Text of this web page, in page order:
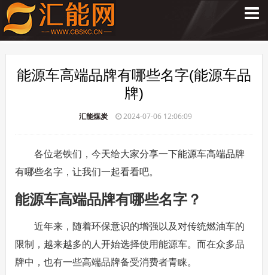
能源车高端品牌有哪些名字(能源车品
牌)
汇能煤炭 2024-07-06 12:06:09
各位老铁们，今天给大家分享一下能源车高端品牌
有哪些名字，让我们一起看看吧。
能源车高端品牌有哪些名字？
近年来，随着环保意识的增强以及对传统燃油车的
限制，越来越多的人开始选择使用能源车。而在众多品
牌中，也有一些高端品牌备受消费者青睐。